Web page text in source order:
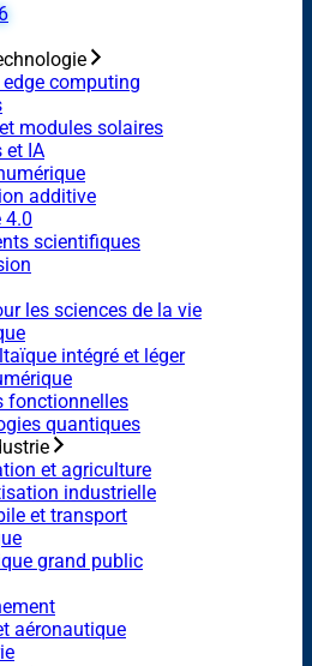
edge computing
modules solaires
et IA
additive
4.0
scientifiques
les sciences de la vie
intégré et léger
fonctionnelles
quantiques
et agriculture
industrielle
et transport
grand public
aéronautique